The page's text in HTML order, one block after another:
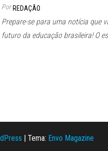
Por REDAÇÃO
Prepare-se para uma notícia que
futuro da educação brasileira! O
Tema: Envo Magazine